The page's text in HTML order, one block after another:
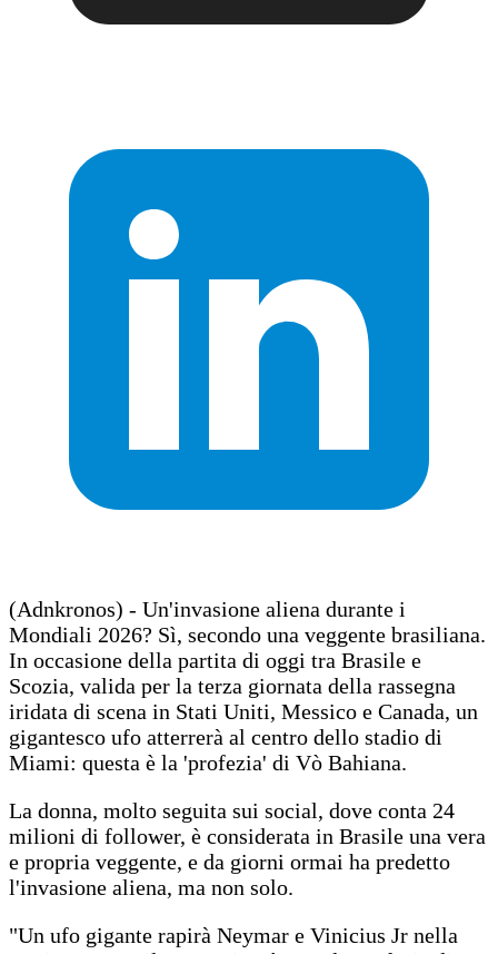
(Adnkronos) - Un'invasione aliena durante i
Mondiali 2026? Sì, secondo una veggente brasiliana.
In occasione della partita di oggi tra Brasile e
Scozia, valida per la terza giornata della rassegna
iridata di scena in Stati Uniti, Messico e Canada, un
gigantesco ufo atterrerà al centro dello stadio di
Miami: questa è la 'profezia' di Vò Bahiana.
La donna, molto seguita sui social, dove conta 24
milioni di follower, è considerata in Brasile una vera
e propria veggente, e da giorni ormai ha predetto
l'invasione aliena, ma non solo.
"Un ufo gigante rapirà Neymar e Vinicius Jr nella